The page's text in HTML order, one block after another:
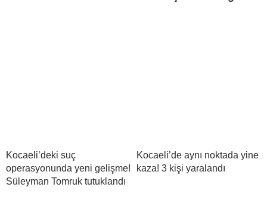
Kocaeli’deki suç
operasyonunda yeni gelişme!
Süleyman Tomruk tutuklandı
Kocaeli’de aynı noktada yine
kaza! 3 kişi yaralandı